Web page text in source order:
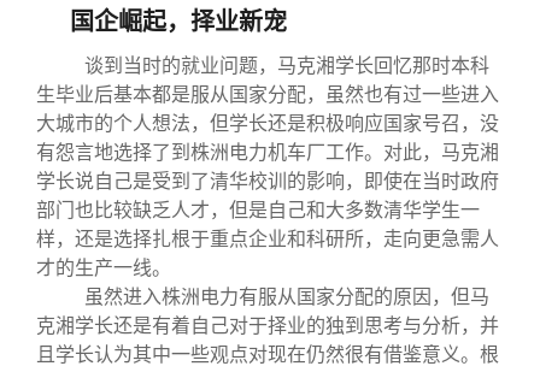
国企崛起，择业新宠
谈到当时的就业问题，马克湘学长回忆那时本科
生毕业后基本都是服从国家分配，虽然也有过一些进入
大城市的个人想法，但学长还是积极响应国家号召，没
有怨言地选择了到株洲电力机车厂工作。对此，马克湘
学长说自己是受到了清华校训的影响，即使在当时政府
部门也比较缺乏人才，但是自己和大多数清华学生一
样，还是选择扎根于重点企业和科研所，走向更急需人
才的生产一线。
虽然进入株洲电力有服从国家分配的原因，但马
克湘学长还是有着自己对于择业的独到思考与分析，并
且学长认为其中一些观点对现在仍然很有借鉴意义。根